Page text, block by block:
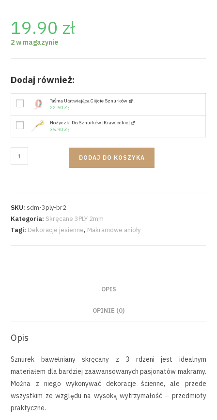
19.90 zł
2 w magazynie
Dodaj również:
Taśma Ułatwiająca Cięcie Sznurków
22.50 Zł
Nożyczki Do Sznurków |krawieckie|
35.90 Zł
DODAJ DO KOSZYKA
SKU:sdm-3ply-br2
Kategoria: Skręcane 3PLY 2mm
Tagi: Dekoracje jesienne, Makramowe anioły
OPIS
OPINIE (0)
Opis
Sznurek bawełniany skręcany z 3 rdzeni jest idealnym
materiałem dla bardziej zaawansowanych pasjonatów makramy.
Można z niego wykonywać dekoracje ścienne, ale przede
wszystkim ze względu na wysoką wytrzymałość – przedmioty
praktyczne.